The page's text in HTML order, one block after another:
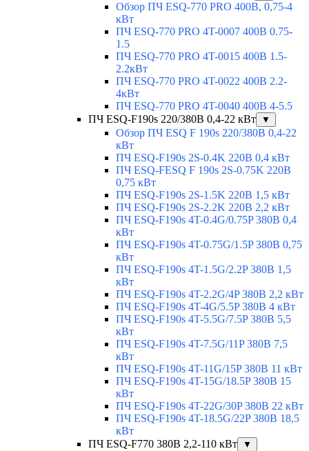
Обзор ПЧ ESQ-770 PRO 400В, 0,75-4
кВт
ПЧ ESQ-770 PRO 4T-0007 400В 0.75-
1.5
ПЧ ESQ-770 PRO 4T-0015 400В 1.5-
2.2кВт
ПЧ ESQ-770 PRO 4T-0022 400В 2.2-
4кВт
ПЧ ESQ-770 PRO 4T-0040 400В 4-5.5
ПЧ ESQ-F190s 220/380В 0,4-22 кВт
▼
Обзор ПЧ ESQ F 190s 220/380В 0,4-22
кВт
ПЧ ESQ-F190s 2S-0.4K 220В 0,4 кВт
ПЧ ESQ-FESQ F 190s 2S-0.75K 220В
0,75 кВт
ПЧ ESQ-F190s 2S-1.5K 220В 1,5 кВт
ПЧ ESQ-F190s 2S-2.2K 220В 2,2 кВт
ПЧ ESQ-F190s 4T-0.4G/0.75P 380В 0,4
кВт
ПЧ ESQ-F190s 4T-0.75G/1.5P 380В 0,75
кВт
ПЧ ESQ-F190s 4T-1.5G/2.2P 380В 1,5
кВт
ПЧ ESQ-F190s 4T-2.2G/4P 380В 2,2 кВт
ПЧ ESQ-F190s 4T-4G/5.5P 380В 4 кВт
ПЧ ESQ-F190s 4T-5.5G/7.5P 380В 5,5
кВт
ПЧ ESQ-F190s 4T-7.5G/11P 380В 7,5
кВт
ПЧ ESQ-F190s 4T-11G/15P 380В 11 кВт
ПЧ ESQ-F190s 4T-15G/18.5P 380В 15
кВт
ПЧ ESQ-F190s 4T-22G/30P 380В 22 кВт
ПЧ ESQ-F190s 4T-18.5G/22P 380В 18,5
кВт
ПЧ ESQ-F770 380В 2,2-110 кВт
▼